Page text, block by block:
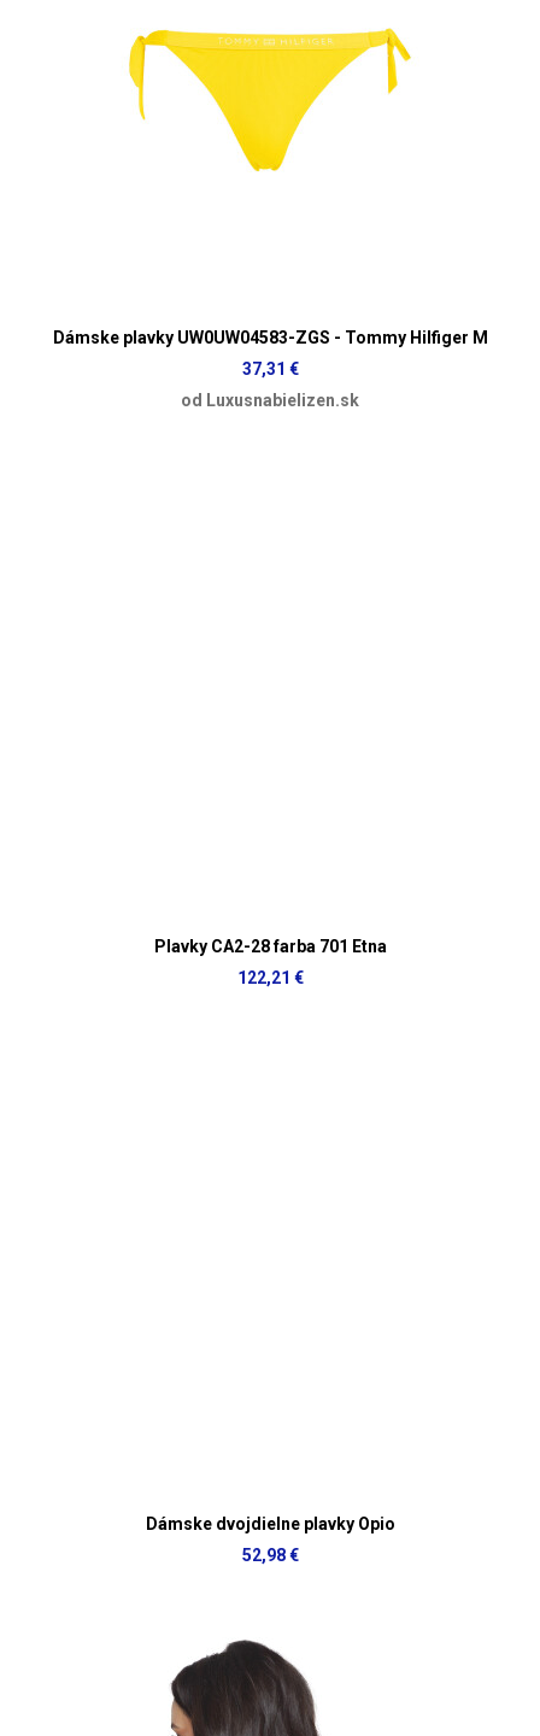
Dámske plavky UW0UW04583-ZGS - Tommy Hilfiger M
37,31 €
od Luxusnabielizen.sk
Plavky CA2-28 farba 701 Etna
122,21 €
Dámske dvojdielne plavky Opio
52,98 €